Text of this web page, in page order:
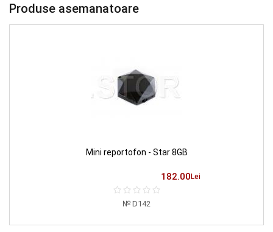
Produse asemanatoare
Mini reportofon - Star 8GB
182.00Lei
D142